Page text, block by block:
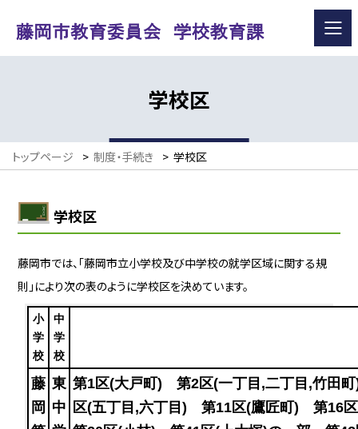
学校区
トップページ > 制度・手続き > 学校区
学校区
藤岡市では、「藤岡市立小学校及び中学校の就学区域に関する規
則」により次の表のように学校区を決めています。
小
学
校
中
学
校
藤
岡
東
中
第1区(大戸町) 第2区(一丁目,二丁目,竹
区(五丁目,六丁目) 第11区(鷹匠町) 第